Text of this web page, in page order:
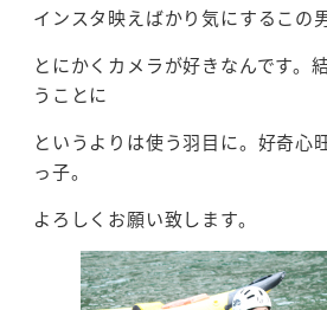
インスタ映えばかり気にするこの男
とにかくカメラが好きなんです。
うことに
というよりは使う羽目に。好奇心
っ子。
よろしくお願い致します。